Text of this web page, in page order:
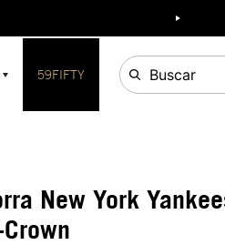
Colombia!
59FIFTY Buscar
New York